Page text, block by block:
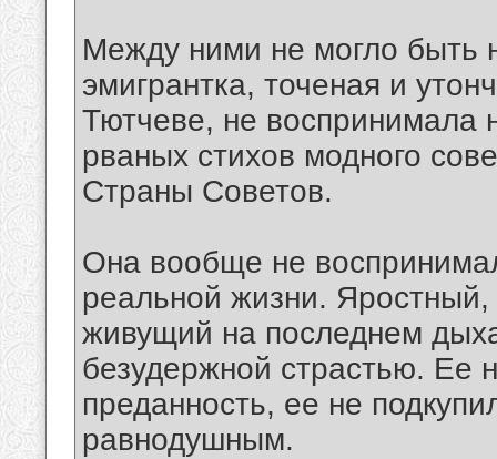
Между ними не могло быть
эмигрантка, точеная и
Тютчеве, не воспринимала
рваных стихов модного
Страны Советов.
Она вообще не
реальной жизни.
живущий на последнем
безудержной страстью. Ее
преданность, ее не
равнодушным.